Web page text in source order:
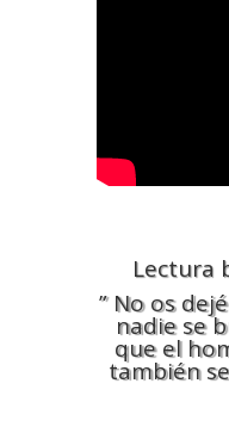
Lectura
” No os
nadie se
que el
también